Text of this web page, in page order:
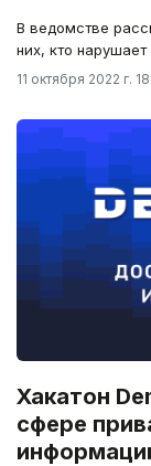
В ведомстве
них, кто
11 октября 2022 г.
Хакатон DemHack 3:
сфере